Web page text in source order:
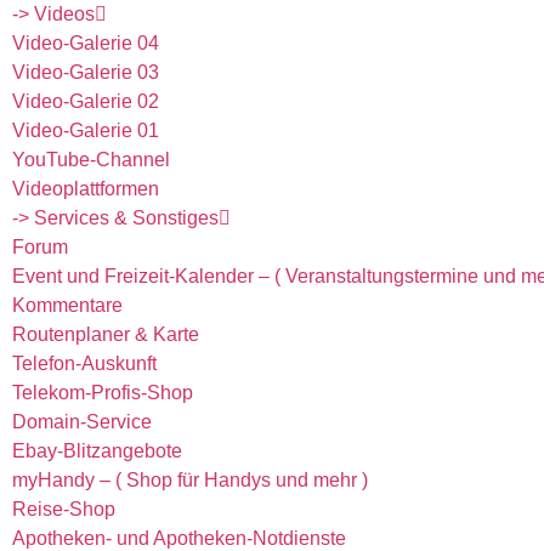
-> Videos
Video-Galerie 04
Video-Galerie 03
Video-Galerie 02
Video-Galerie 01
YouTube-Channel
Videoplattformen
-> Services & Sonstiges
Forum
Event und Freizeit-Kalender – ( Veranstaltungstermine und
Kommentare
Routenplaner & Karte
Telefon-Auskunft
Telekom-Profis-Shop
Domain-Service
Ebay-Blitzangebote
myHandy – ( Shop für Handys und mehr )
Reise-Shop
Apotheken- und Apotheken-Notdienste